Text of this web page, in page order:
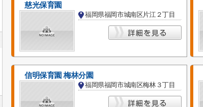
慈光保育園
福岡県福岡市城南区片江２丁目
信明保育園 梅林分園
福岡県福岡市城南区梅林３丁目